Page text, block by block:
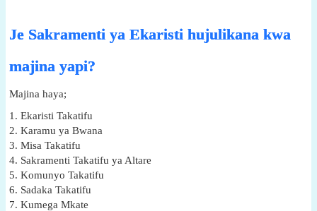
Je Sakramenti ya Ekaristi hujulikana kwa
majina yapi?
Majina haya;
1. Ekaristi Takatifu
2. Karamu ya Bwana
3. Misa Takatifu
4. Sakramenti Takatifu ya Altare
5. Komunyo Takatifu
6. Sadaka Takatifu
7. Kumega Mkate